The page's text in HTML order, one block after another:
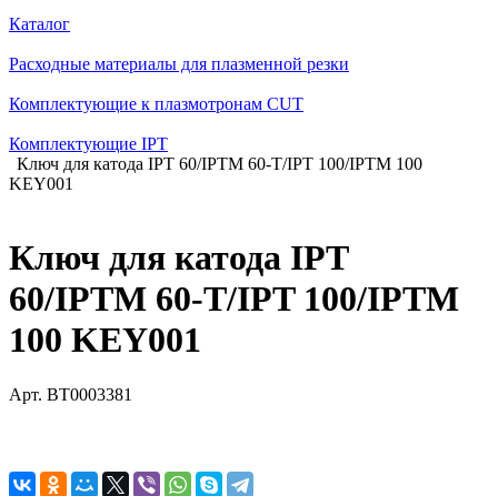
Каталог
Расходные материалы для плазменной резки
Комплектующие к плазмотронам CUT
Комплектующие IPT
Ключ для катода IPT 60/IPTM 60-T/IPT 100/IPTM 100
KEY001
Ключ для катода IPT
60/IPTM 60-T/IPT 100/IPTM
100 KEY001
Арт. BT0003381